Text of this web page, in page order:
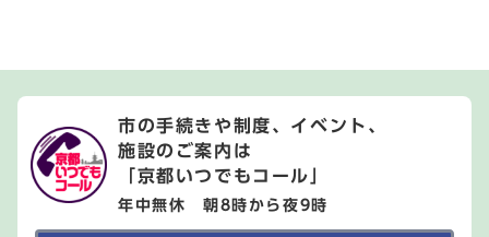
市の手続きや制度、イベント、
施設のご案内は
「京都いつでもコール」
年中無休 朝8時から夜9時